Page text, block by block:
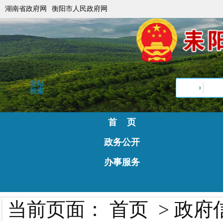
湖南省政府网 衡阳市人民政府网
全站
检索
首 页
政务公开
办事服务
当前页面： 首页 > 政府